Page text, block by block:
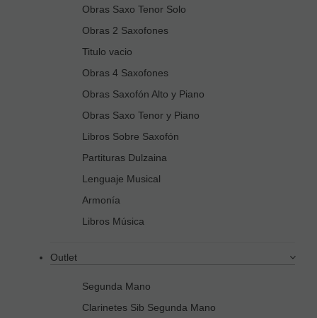
Obras Saxo Tenor Solo
Obras 2 Saxofones
Titulo vacio
Obras 4 Saxofones
Obras Saxofón Alto y Piano
Obras Saxo Tenor y Piano
Libros Sobre Saxofón
Partituras Dulzaina
Lenguaje Musical
Armonía
Libros Música
Outlet
Segunda Mano
Clarinetes Sib Segunda Mano